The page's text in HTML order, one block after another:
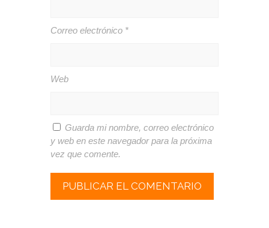
Correo electrónico *
Web
Guarda mi nombre, correo electrónico
y web en este navegador para la próxima
vez que comente.